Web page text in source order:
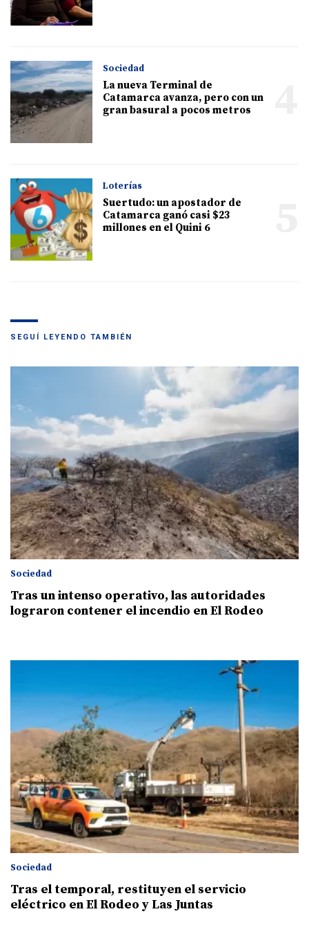
Sociedad
La nueva Terminal de
Catamarca avanza, pero con un
gran basural a pocos metros
Loterías
Suertudo: un apostador de
Catamarca ganó casi $23
millones en el Quini 6
SEGUÍ LEYENDO TAMBIÉN
Sociedad
Tras un intenso operativo, las autoridades
lograron contener el incendio en El Rodeo
Sociedad
Tras el temporal, restituyen el servicio
eléctrico en El Rodeo y Las Juntas